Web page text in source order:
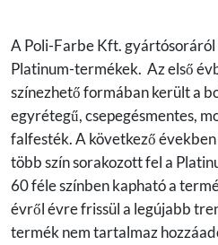
A Poli-Farbe Kft.
Platinum-termékek. Az első
színezhető formában került a
egyrétegű, csepegésmentes,
falfesték. A következő
több szín sorakozott fel a
60 féle színben kapható a
évről évre frissül a legújabb
termék nem tartalmaz